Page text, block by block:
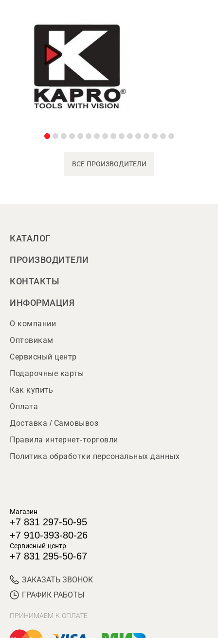
ВСЕ ПРОИЗВОДИТЕЛИ
КАТАЛОГ
ПРОИЗВОДИТЕЛИ
КОНТАКТЫ
ИНФОРМАЦИЯ
О компании
Оптовикам
Сервисный центр
Подарочные карты
Как купить
Оплата
Доставка / Самовывоз
Правила интернет-торговли
Политика обработки персональных данных
Магазин
+7 831 297-50-95
+7 910-393-80-26
Сервисный центр
+7 831 295-50-67
ЗАКАЗАТЬ ЗВОНОК
ГРАФИК РАБОТЫ
ПРИНИМАЕМ К ОПЛАТЕ